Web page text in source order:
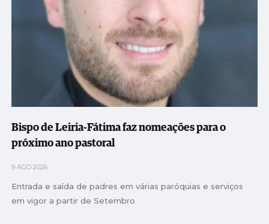
Bispo de Leiria-Fátima faz nomeações para o
próximo ano pastoral
9 AGO 2026
Entrada e saída de padres em várias paróquias e serviços
em vigor a partir de Setembro